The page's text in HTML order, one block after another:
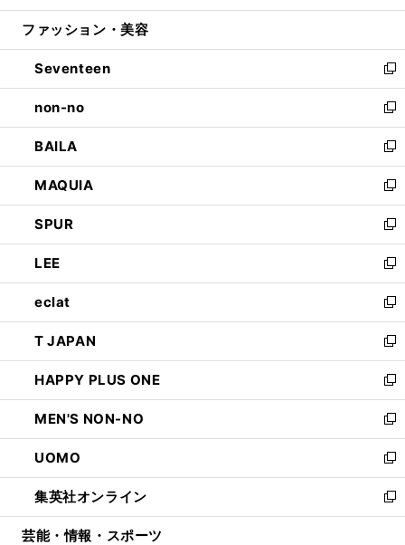
開
ウ
開
く
ン
ウ
で
開
く
ウ
ン
ド
ウ
で
開
く
ファッション・美容
Seventeen
新
し
い
ウ
ィ
ン
ド
ウ
で
開
く
non-no
新
し
い
ウ
ィ
ン
ド
ウ
で
開
く
BAILA
新
し
い
ウ
ィ
ン
ド
ウ
で
開
く
MAQUIA
新
し
い
ウ
ィ
ン
ド
ウ
で
開
く
SPUR
新
し
い
ウ
ィ
ン
ド
ウ
で
開
く
LEE
新
し
い
ウ
ィ
ン
ド
ウ
で
開
く
eclat
新
し
い
ウ
ィ
ン
ド
ウ
で
開
く
T JAPAN
新
し
い
ウ
ィ
ン
ド
ウ
で
開
HAPPY PLUS ONE
新
し
い
ウ
ィ
ン
ド
ウ
MEN'S NON-NO
新
し
い
ウ
ィ
ン
UOMO
新
し
い
ウ
集英社オンライン
新
し
芸能・情報・スポーツ